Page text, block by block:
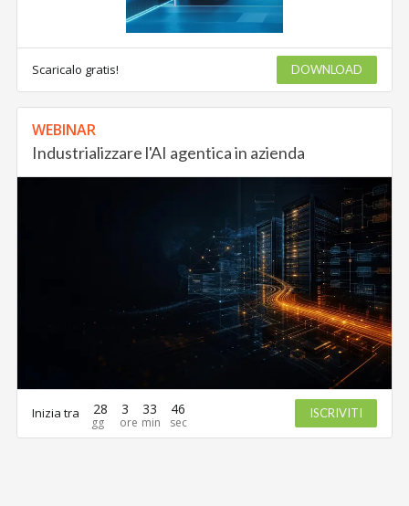
Scaricalo gratis! DOWNLOAD
WEBINAR
Industrializzare l'AI agentica in azienda
Inizia tra 28 3 33 46 ISCRIVITI